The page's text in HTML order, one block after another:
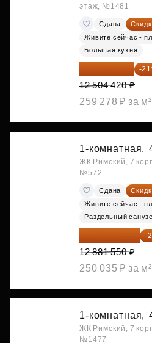
этаж, №1481
Сдана
Живите сейчас -
Большая кухня
-
12 504 420 ₽
259 278 ₽ за м²
1-комнатная,
ЖК Римский, 7
№572
Сдана
Живите сейчас -
Раздельный
10 176 425 ₽ -
12 881 550 ₽
250 035 ₽ за м²
1-комнатная,
ЖК Римский, 7
№1477